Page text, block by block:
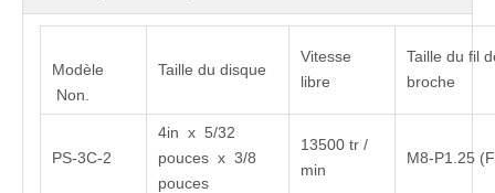
Modèle
Non.
Taille du disque
Vitesse
libre
Taille du fil
broche
PS-3C-2
4in x 5/32
pouces x 3/8
pouces
13500 tr /
min
M8-P1.25